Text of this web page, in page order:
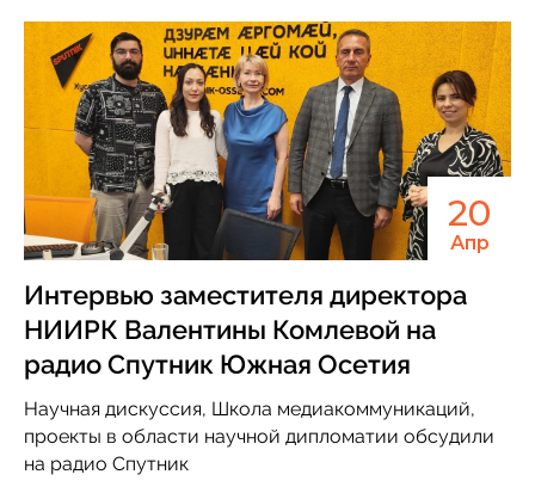
20
Апр
Интервью заместителя директора
НИИРК Валентины Комлевой на
радио Спутник Южная Осетия
Научная дискуссия, Школа медиакоммуникаций,
проекты в области научной дипломатии обсудили
на радио Спутник